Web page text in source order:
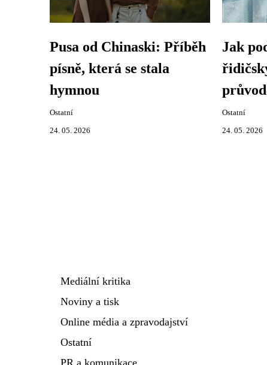
Pusa od Chinaski: Příběh
písně, která se stala
hymnou
Ostatní
24. 05. 2026
Jak
Ostatní
24. 05. 2026
Mediální kritika
Noviny a tisk
Online média a zpravodajství
Ostatní
PR a komunikace